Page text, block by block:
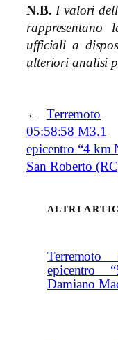
N.B. I valori
ufficiali a
ulteriori analisi
←
Terremoto
05:58:58 M3.1
epicentro “4 km
San Roberto
ALTRI
Damiano